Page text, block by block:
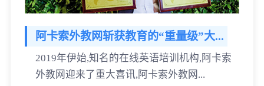
阿卡索外教网斩获教育的“重量级”大...
2019年伊始,知名的在线英语培训机构,阿卡索
外教网迎来了重大喜讯,阿卡索外教网...